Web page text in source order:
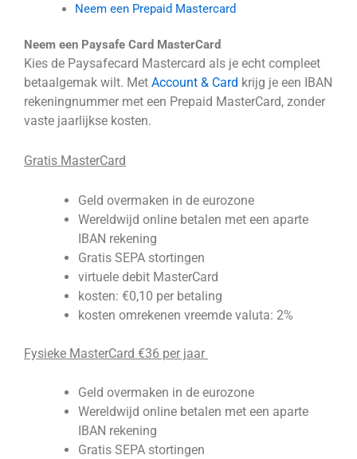
Neem een Prepaid Mastercard
Neem een Paysafe Card MasterCard
Kies de Paysafecard Mastercard als je echt compleet
betaalgemak wilt. Met Account & Card krijg je een IBAN
rekeningnummer met een Prepaid MasterCard, zonder
vaste jaarlijkse kosten.
Gratis MasterCard
Geld overmaken in de eurozone
Wereldwijd online betalen met een aparte
IBAN rekening
Gratis SEPA stortingen
virtuele debit MasterCard
kosten: €0,10 per betaling
kosten omrekenen vreemde valuta: 2%
Fysieke MasterCard €36 per jaar
Geld overmaken in de eurozone
Wereldwijd online betalen met een aparte
IBAN rekening
Gratis SEPA stortingen